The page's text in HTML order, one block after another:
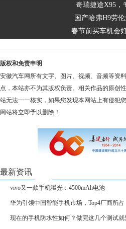
奇瑞捷途X95，
国产哈弗H9劳
春节前买车机会
版权和免责申明
安徽汽车网所有文字、图片、视频、音频等资
点，本站亦不为其版权负责。相关作品的原创
站无法一一核实，如果您发现本网站上有侵犯
网站将立即予以删除！
最新资讯
vivo又一款手机曝光：4500mAh电池
华为引领中国智能手机市场，Top4厂商所占
现在的手机防水性如何？做完这几个测试就